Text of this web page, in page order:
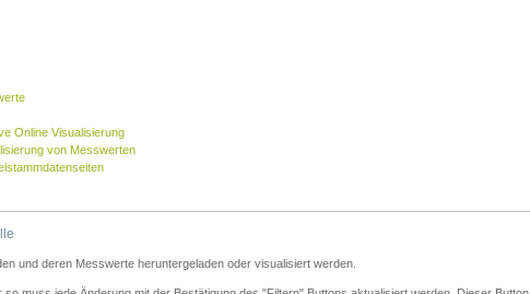
Online Visualisierung
von Messwerten
und deren Messwerte heruntergeladen oder visualisiert werden.